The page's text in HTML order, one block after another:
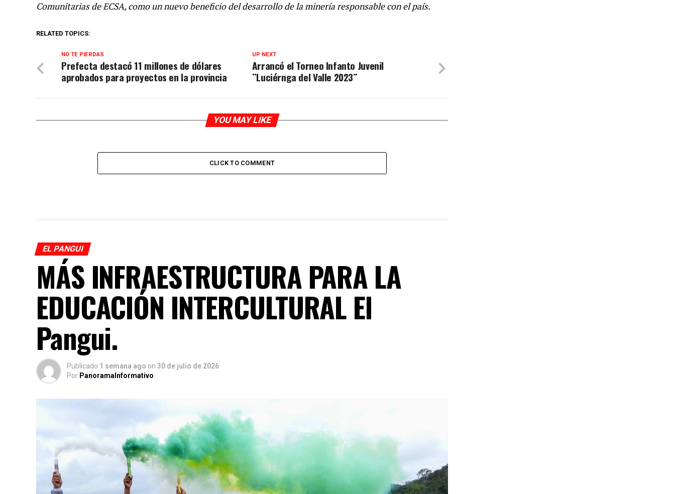
Comunitarias de ECSA, como un nuevo beneficio del desarrollo de la minería responsable con el país.
RELATED TOPICS:
UP NEXT
Arrancó el Torneo Infanto Juvenil
¨Luciérnga del Valle 2023¨
NO TE PIERDAS
Prefecta destacó 11 millones de dólares
aprobados para proyectos en la provincia
YOU MAY LIKE
CLICK TO COMMENT
EL PANGUI
MÁS INFRAESTRUCTURA PARA LA
EDUCACIÓN INTERCULTURAL El
Pangui.
Publicado 1 semana ago on 30 de julio de 2026
Por PanoramaInformativo